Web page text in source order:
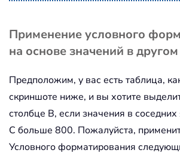
Применение условного
на основе значений в
Предположим, у вас есть таблица,
скриншоте ниже, и вы хотите
столбце B, если значения в
C больше 800. Пожалуйста,
Условного форматирования